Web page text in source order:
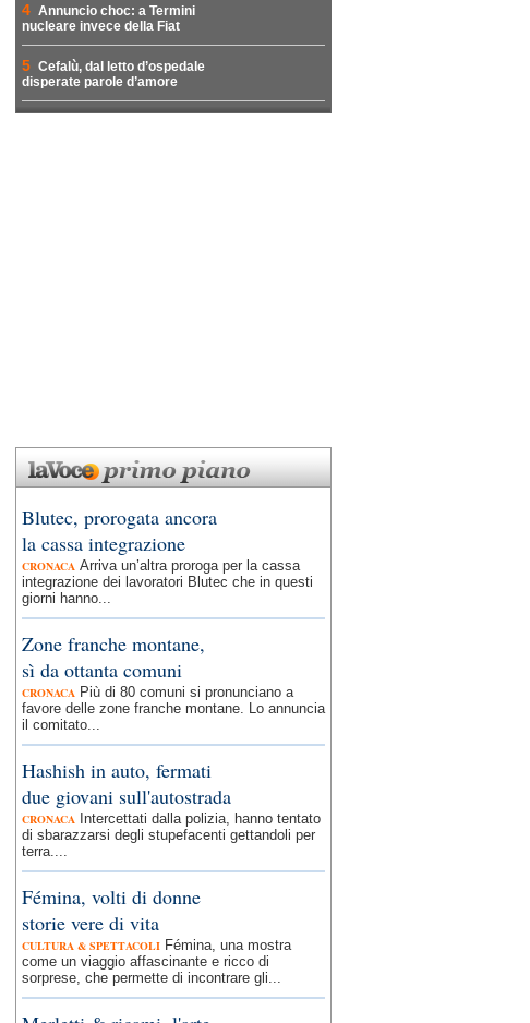
4 Annuncio choc: a Termini
nucleare invece della Fiat
5 Cefalù, dal letto d’ospedale
disperate parole d’amore
Blutec, prorogata ancora
la cassa integrazione
CRONACA Arriva un’altra proroga per la cassa
integrazione dei lavoratori Blutec che in questi
giorni hanno...
Zone franche montane,
sì da ottanta comuni
CRONACA Più di 80 comuni si pronunciano a
favore delle zone franche montane. Lo annuncia
il comitato...
Hashish in auto, fermati
due giovani sull'autostrada
CRONACA Intercettati dalla polizia, hanno tentato
di sbarazzarsi degli stupefacenti gettandoli per
terra....
Fémina, volti di donne
storie vere di vita
CULTURA & SPETTACOLI Fémina, una mostra
come un viaggio affascinante e ricco di
sorprese, che permette di incontrare gli...